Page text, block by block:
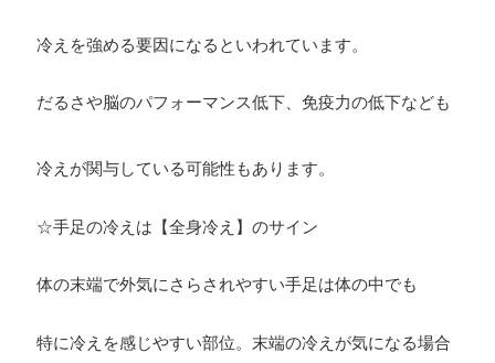
冷えを強める要因になるといわれています。
だるさや脳のパフォーマンス低下、免疫力の低下なども
冷えが関与している可能性もあります。
☆手足の冷えは【全身冷え】のサイン
体の末端で外気にさらされやすい手足は体の中でも
特に冷えを感じやすい部位。末端の冷えが気になる場合